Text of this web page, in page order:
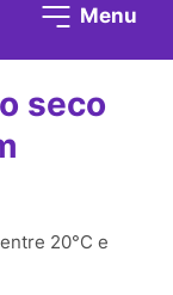
Menu
seco
20°C e